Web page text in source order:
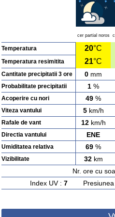
cer partial noros
Temperatura 20°C
Temperatura resimitita 21°C
Cantitate precipitatii 3 ore 0 mm
Probabilitate precipitatii 1 %
Acoperire cu nori 49 %
Viteza vantului 5km/h
Rafale de vant 12km/h
Directia vantului ENE
Umiditatea relativa 69 %
Vizibilitate 32km
Nr. ore cu
Index UV : 7Presiunea